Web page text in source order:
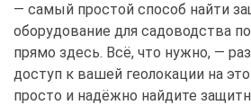
— самый простой способ найти
оборудование для садоводства
прямо здесь. Всё, что нужно, —
доступ к вашей геолокации на
просто и надёжно найдите